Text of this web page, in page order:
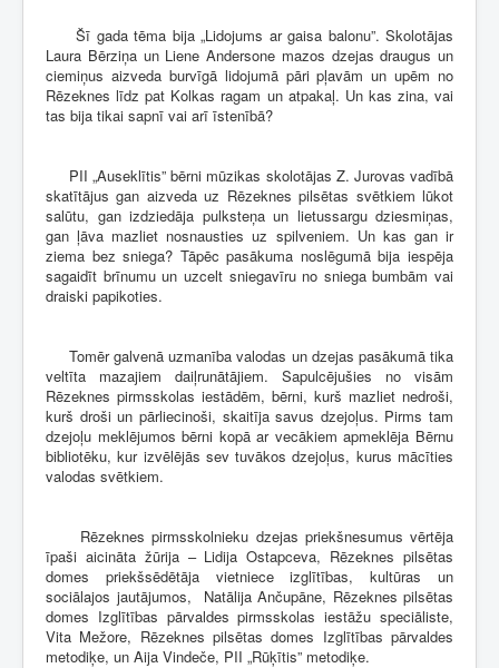
Šī gada tēma bija „Lidojums ar gaisa balonu”. Skolotājas
Laura Bērziņa un Liene Andersone mazos dzejas draugus un
ciemiņus aizveda burvīgā lidojumā pāri pļavām un upēm no
Rēzeknes līdz pat Kolkas ragam un atpakaļ. Un kas zina, vai
tas bija tikai sapnī vai arī īstenībā?
PII „Auseklītis” bērni mūzikas skolotājas Z. Jurovas vadībā
skatītājus gan aizveda uz Rēzeknes pilsētas svētkiem lūkot
salūtu, gan izdziedāja pulksteņa un lietussargu dziesmiņas,
gan ļāva mazliet nosnausties uz spilveniem. Un kas gan ir
ziema bez sniega? Tāpēc pasākuma noslēgumā bija iespēja
sagaidīt brīnumu un uzcelt sniegavīru no sniega bumbām vai
draiski papikoties.
Tomēr galvenā uzmanība valodas un dzejas pasākumā tika
veltīta mazajiem daiļrunātājiem. Sapulcējušies no visām
Rēzeknes pirmsskolas iestādēm, bērni, kurš mazliet nedroši,
kurš droši un pārliecinoši, skaitīja savus dzejoļus. Pirms tam
dzejoļu meklējumos bērni kopā ar vecākiem apmeklēja Bērnu
bibliotēku, kur izvēlējās sev tuvākos dzejoļus, kurus mācīties
valodas svētkiem.
Rēzeknes pirmsskolnieku dzejas priekšnesumus vērtēja
īpaši aicināta žūrija – Lidija Ostapceva, Rēzeknes pilsētas
domes priekšsēdētāja vietniece izglītības, kultūras un
sociālajos jautājumos, Natālija Ančupāne, Rēzeknes pilsētas
domes Izglītības pārvaldes pirmsskolas iestāžu speciāliste,
Vita Mežore, Rēzeknes pilsētas domes Izglītības pārvaldes
metodiķe, un Aija Vindeče, PII „Rūķītis” metodiķe.